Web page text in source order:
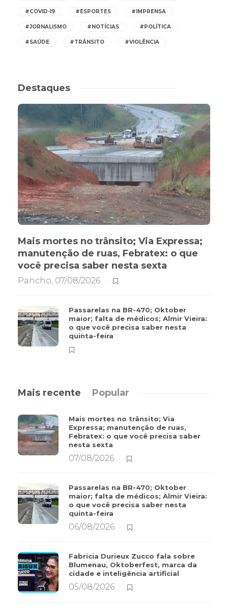
#COVID-19 #ESPORTES #IMPRENSA
#JORNALISMO #NOTÍCIAS #POLÍTICA
#SAÚDE #TRÂNSITO #VIOLÊNCIA
Destaques
Mais mortes no trânsito; Via Expressa;
manutenção de ruas, Febratex: o que
você precisa saber nesta sexta
Pancho, 07/08/2026
Passarelas na BR-470; Oktober
maior; falta de médicos; Almir Vieira:
o que você precisa saber nesta
quinta-feira
Mais recente Popular
Mais mortes no trânsito; Via
Expressa; manutenção de ruas,
Febratex: o que você precisa saber
nesta sexta
07/08/2026
Passarelas na BR-470; Oktober
maior; falta de médicos; Almir Vieira:
o que você precisa saber nesta
quinta-feira
06/08/2026
Fabricia Durieux Zucco fala sobre
Blumenau, Oktoberfest, marca da
cidade e inteligência artificial
05/08/2026